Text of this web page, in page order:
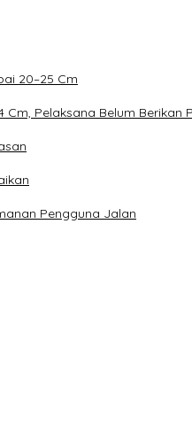
20–25 Cm
Pelaksana Belum Berikan
Pengguna Jalan